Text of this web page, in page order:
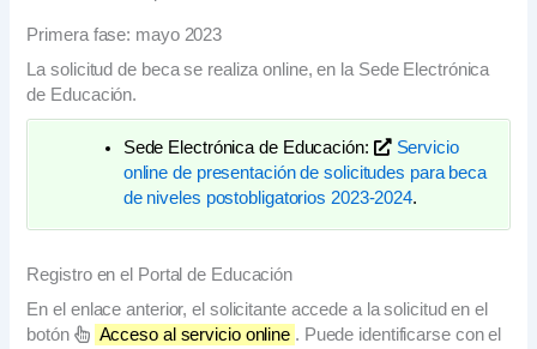
Primera fase: mayo 2023
La solicitud de beca se realiza online, en la Sede Electrónica
de Educación.
Sede Electrónica de Educación:
Servicio
online de presentación de solicitudes para beca
de niveles postobligatorios 2023-2024.
Registro en el Portal de Educación
En el enlace anterior, el solicitante accede a la solicitud en el
botón
Acceso al servicio online . Puede identificarse con el